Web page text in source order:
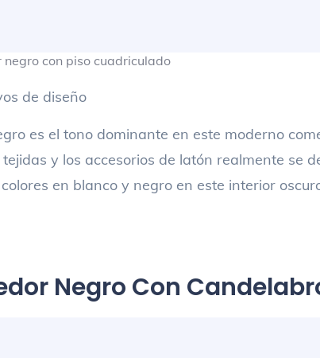
de diseño
es el tono dominante en este moderno
y los accesorios de latón realmente se
en blanco y negro en este interior
Negro Con